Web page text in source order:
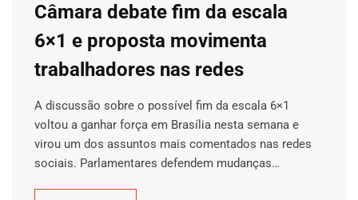
Câmara debate fim da escala
6×1 e proposta movimenta
trabalhadores nas redes
A discussão sobre o possível fim da escala 6×1
voltou a ganhar força em Brasília nesta semana e
virou um dos assuntos mais comentados nas redes
sociais. Parlamentares defendem mudanças…